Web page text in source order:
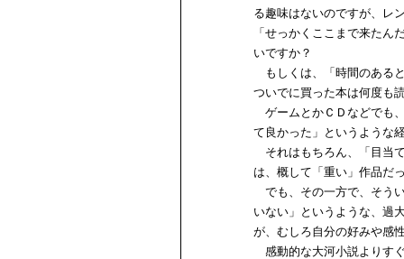
る趣味はないのですが、レ
「せっかくここまで来た
いですか？
もしくは、「時間のある
ついでに買った本は何度も
ゲームとかＣＤなどでも
て良かった」というような
それはもちろん、「目当
は、概して「重い」作品だ
でも、その一方で、そう
いない」というような、過
が、むしろ自分の好みや感
感動的な大河小説よりす